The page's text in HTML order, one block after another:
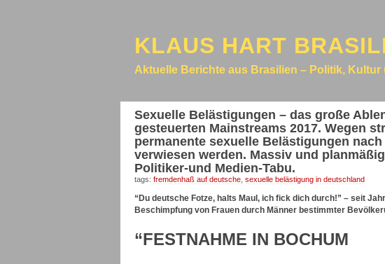
KLAUS HART
Aktuelle Berichte aus Brasilien – Politik, Kultur
Sexuelle Belästigungen – das große
gesteuerten Mainstreams 2017. Wegen
permanente sexuelle Belästigungen
verwiesen werden. Massiv und
Politiker-und Medien-Tabu.
tags: fremdenhaß auf deutsche sexuelle belästigung in deutschland
“Du deutsche Fotze, halts Maul, ich fick dich durch!” – seit
Beschimpfung von Frauen durch Männer bestimmter
“FESTNAHME IN BOCHUM